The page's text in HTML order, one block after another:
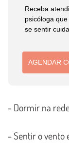
Receba
psicóloga
se sentir
AGENDAR
– Dormir na
– Sentir o